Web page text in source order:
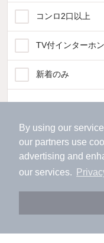
By using our
our partners use
advertising and
our services.
アプリに切り替
会員登録なしです
コンロ2口以上
TV付インターホン
新着のみ